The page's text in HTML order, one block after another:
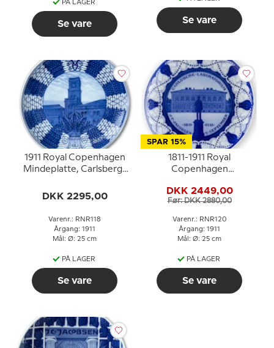
PÅ LAGER
Se vare Se vare
1911 Royal Copenhagen
Mindeplatte, Carlsberg-
DKK 2295,00
Varenr.: RNR118
Årgang: 1911
Mål: Ø: 25 cm
PÅ LAGER
Se vare
SPAR 15%
1811-1911 Royal
Copenhagen
CARLSBERG
LABORATORIUM
J.C.JACOBSEN 2.
SEPTEMBER 1811-191
DKK 2449,00
Før: DKK 2880,00
Varenr.: RNR120
Årgang: 1911
Mål: Ø: 25 cm
PÅ LAGER
Se vare